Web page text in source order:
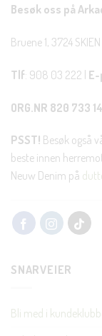
Besøk oss på
Bruene 1, 3724 SKIEN
Tlf: 908 03 222 |
ORG.NR 820 733
PSST! Besøk også
beste innen
Neuw Denim på
SNARVEIER
Bli med i